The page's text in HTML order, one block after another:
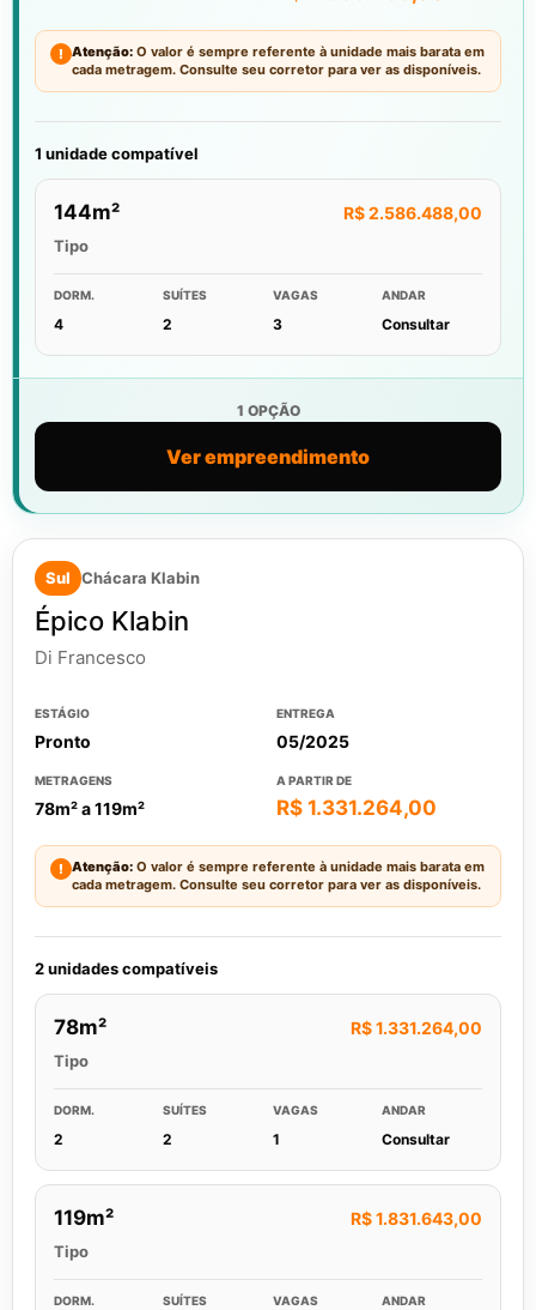
! Atenção: O valor é sempre referente à unidade mais barata em
cada metragem. Consulte seu corretor para ver as disponíveis.
1 unidade compatível
144m² R$ 2.586.488,00
Tipo
DORM.
4
SUÍTES
2
VAGAS
3
ANDAR
Consultar
1 OPÇÃO
Ver empreendimento
Sul Chácara Klabin
Épico Klabin
Di Francesco
ESTÁGIO
Pronto
ENTREGA
05/2025
METRAGENS
78m² a 119m²
A PARTIR DE
R$ 1.331.264,00
! Atenção: O valor é sempre referente à unidade mais barata em
cada metragem. Consulte seu corretor para ver as disponíveis.
2 unidades compatíveis
78m² R$ 1.331.264,00
Tipo
DORM.
2
SUÍTES
2
VAGAS
1
ANDAR
Consultar
119m² R$ 1.831.643,00
Tipo
DORM. SUÍTES VAGAS ANDAR